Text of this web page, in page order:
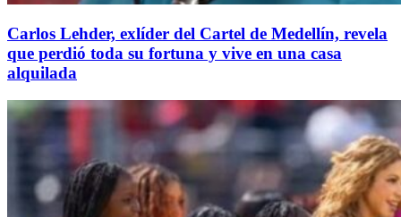
Carlos Lehder, exlíder del Cartel de Medellín, revela
que perdió toda su fortuna y vive en una casa
alquilada